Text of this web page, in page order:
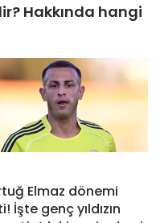
Hakkında hangi
Elmaz dönemi
İşte genç yıldızın